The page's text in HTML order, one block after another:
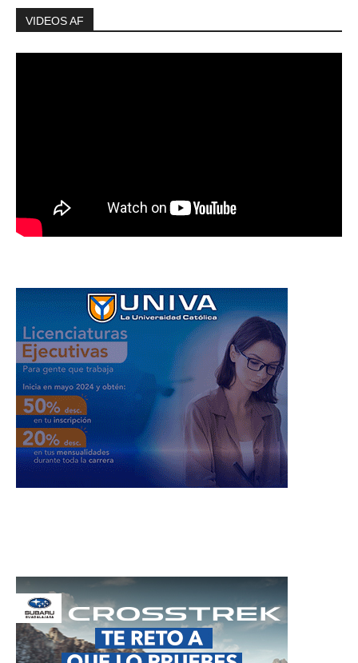
VIDEOS AF